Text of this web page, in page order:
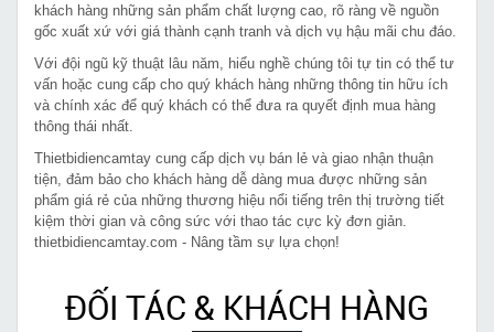
khách hàng những sản phẩm chất lượng cao, rõ ràng về nguồn
gốc xuất xứ với giá thành cạnh tranh và dịch vụ hậu mãi chu đáo.
Với đội ngũ kỹ thuật lâu năm, hiểu nghề chúng tôi tự tin có thể tư
vấn hoặc cung cấp cho quý khách hàng những thông tin hữu ích
và chính xác để quý khách có thể đưa ra quyết định mua hàng
thông thái nhất.
Thietbidiencamtay cung cấp dịch vụ bán lẻ và giao nhận thuận
tiện, đảm bảo cho khách hàng dễ dàng mua được những sản
phẩm giá rẻ của những thương hiệu nổi tiếng trên thị trường tiết
kiệm thời gian và công sức với thao tác cực kỳ đơn giản.
thietbidiencamtay.com - Nâng tầm sự lựa chọn!
ĐỐI TÁC & KHÁCH HÀNG